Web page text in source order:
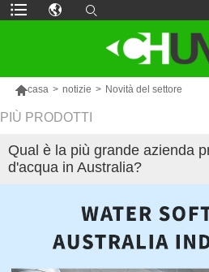
casa > notizie > Novità del settore
PIÙ PRODOTTI
Qual è la più grande azienda
d'acqua in Australia?